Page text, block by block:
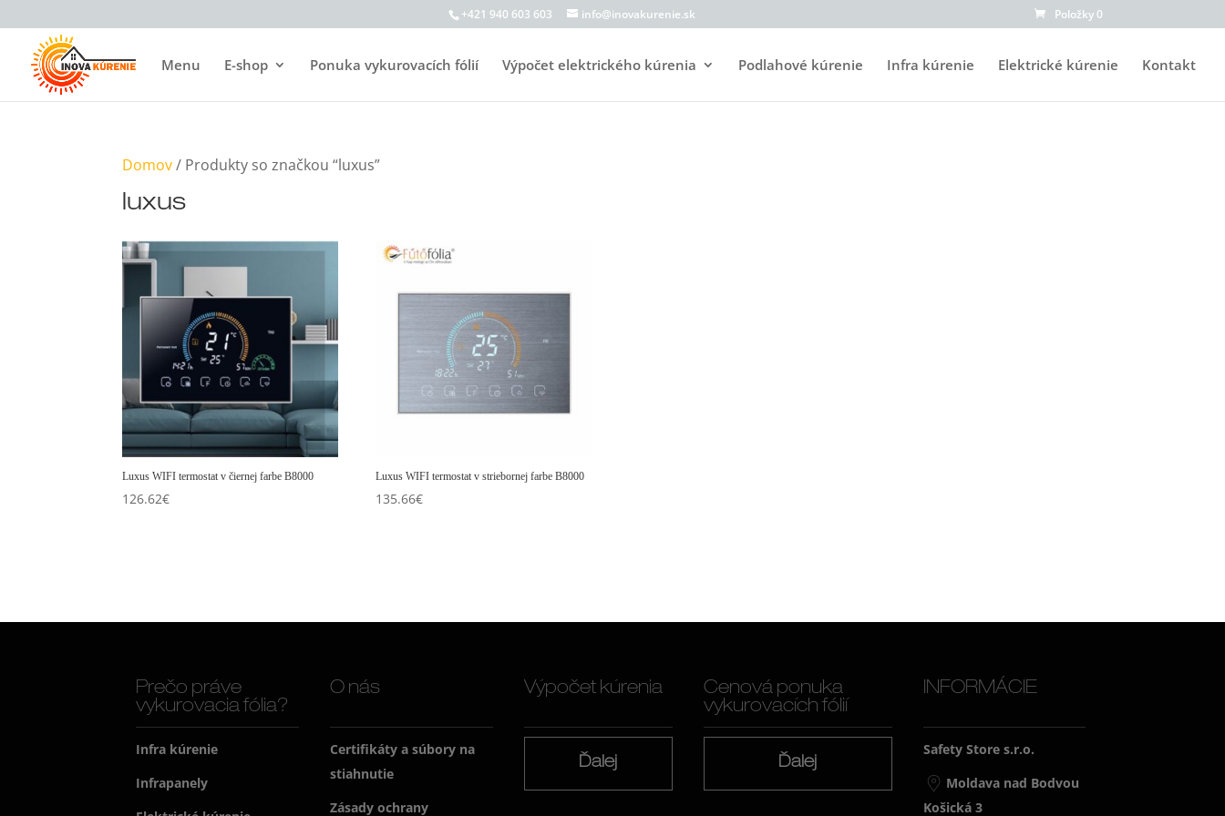
+421 940 603 603 info@inovakurenie.sk Položky 0
Menu E-shop Ponuka vykurovacích fólií Výpočet elektrického kúrenia Podlahové kúrenie Infra kúrenie Elektrické kúrenie Kontakt
Domov/ Produkty so značkou “luxus”
luxus
Luxus WIFI termostat v čiernej farbe B8000
126.62€
Luxus WIFI termostat v striebornej farbe B8000
135.66€
Prečo práve
vykurovacia fólia?
Infra kúrenie
Infrapanely
O nás
Certifikáty a súbory na
stiahnutie
Zásady ochrany
Výpočet kúrenia
Ďalej
Cenová ponuka
vykurovacích fólií
Ďalej
INFORMÁCIE
Safety Store s.r.o.
Moldava nad Bodvou
Košická 3